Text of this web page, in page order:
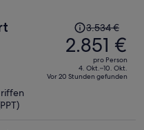
Der
Preis
betrug
3.534 €,
jetzt
3.534 €
2.851 €
pro Person
4. Okt.–10. Okt.
Vor 20 Stunden gefunden